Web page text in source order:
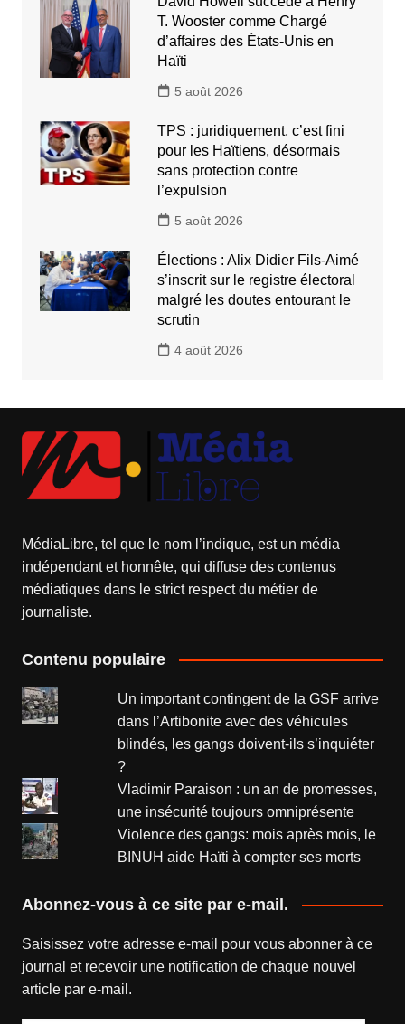
T. Wooster comme Chargé
d’affaires des États-Unis en
Haïti
5 août 2026
TPS : juridiquement, c’est fini
pour les Haïtiens, désormais
sans protection contre
l’expulsion
5 août 2026
Élections : Alix Didier Fils-Aimé
s’inscrit sur le registre électoral
malgré les doutes entourant le
scrutin
4 août 2026
MédiaLibre, tel que le nom l’indique, est un média
indépendant et honnête, qui diffuse des contenus
médiatiques dans le strict respect du métier de
journaliste.
Contenu populaire
Un important contingent de la GSF arrive
dans l’Artibonite avec des véhicules
blindés, les gangs doivent-ils s’inquiéter
?
Vladimir Paraison : un an de promesses,
une insécurité toujours omniprésente
Violence des gangs: mois après mois, le
BINUH aide Haïti à compter ses morts
Abonnez-vous à ce site par e-mail.
Saisissez votre adresse e-mail pour vous abonner à ce
journal et recevoir une notification de chaque nouvel
article par e-mail.